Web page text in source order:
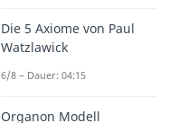
Die 5 Axiome von Paul
Watzlawick
6/8 – Dauer: 04:15
Organon Modell